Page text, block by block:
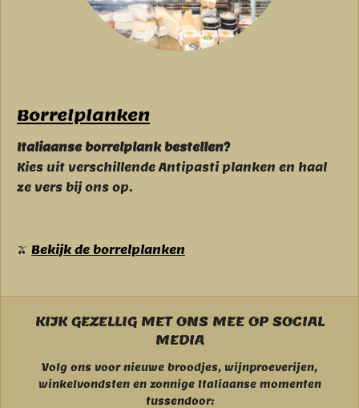
Borrelplanken
Italiaanse borrelplank bestellen?
Kies uit verschillende Antipasti planken en haal
ze vers bij ons op.
🫒 Bekijk de borrelplanken
KIJK GEZELLIG MET ONS MEE OP SOCIAL
MEDIA
Volg ons voor nieuwe broodjes, wijnproeverijen,
winkelvondsten en zonnige Italiaanse momenten
tussendoor: